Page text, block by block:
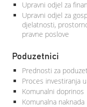
Upravni odjel za
Upravni odjel za
djelatnosti,
pravne poslove
Poduzetnici
Prednosti za
Proces investiranja
Komunalni doprinos
Komunalna naknada